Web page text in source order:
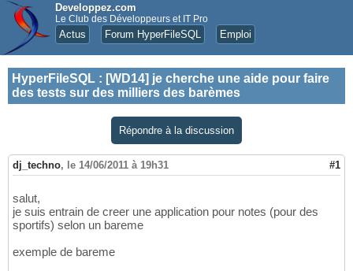
Developpez.com
Le Club des Développeurs et IT Pro
Actus Forum HyperFileSQL Emploi
HyperFileSQL : [WD14] je cherche une aide pour faire
des tests sur des milliers des barèmes
Répondre à la discussion
dj_techno, le 14/06/2011 à 19h31 #1
salut,
je suis entrain de creer une application pour notes (pour des
sportifs) selon un bareme
exemple de bareme